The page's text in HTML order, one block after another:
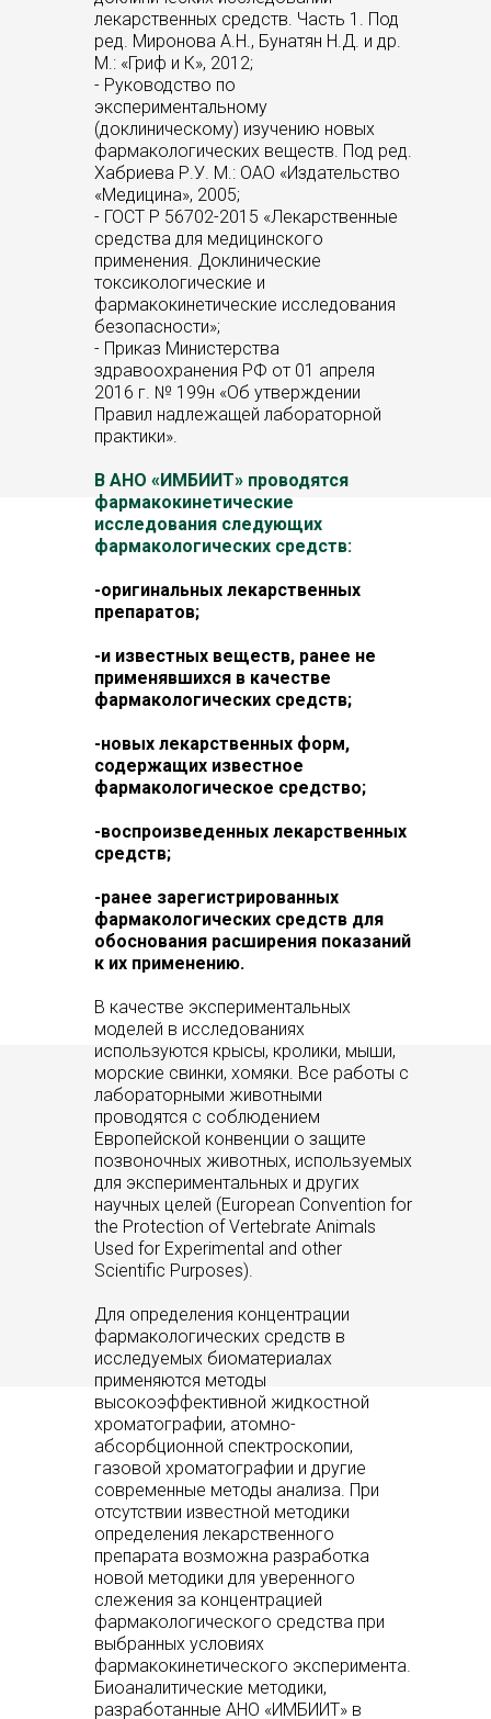
лекарственных средств. Часть 1. Под
ред. Миронова А.Н., Бунатян Н.Д. и др.
М.: «Гриф и К», 2012;
- Руководство по
экспериментальному
(доклиническому) изучению новых
фармакологических веществ. Под ред.
Хабриева Р.У. М.: ОАО «Издательство
«Медицина», 2005;
- ГОСТ Р 56702-2015 «Лекарственные
средства для медицинского
применения. Доклинические
токсикологические и
фармакокинетические исследования
безопасности»;
- Приказ Министерства
здравоохранения РФ от 01 апреля
2016 г. № 199н «Об утверждении
Правил надлежащей лабораторной
практики».
В АНО «ИМБИИТ» проводятся
фармакокинетические
исследования следующих
фармакологических средств:
-оригинальных лекарственных
препаратов;
-и известных веществ, ранее не
применявшихся в качестве
фармакологических средств;
-новых лекарственных форм,
содержащих известное
фармакологическое средство;
-воспроизведенных лекарственных
средств;
-ранее зарегистрированных
фармакологических средств для
обоснования расширения показаний
к их применению.
В качестве экспериментальных
моделей в исследованиях
используются крысы, кролики, мыши,
морские свинки, хомяки. Все работы с
лабораторными животными
проводятся с соблюдением
Европейской конвенции о защите
позвоночных животных, используемых
для экспериментальных и других
научных целей (European Convention for
the Protection of Vertebrate Animals
Used for Experimental and other
Scientific Purposes).
Для определения концентрации
фармакологических средств в
исследуемых биоматериалах
применяются методы
высокоэффективной жидкостной
хроматографии, атомно-
абсорбционной спектроскопии,
газовой хроматографии и другие
современные методы анализа. При
отсутствии известной методики
определения лекарственного
препарата возможна разработка
новой методики для уверенного
слежения за концентрацией
фармакологического средства при
выбранных условиях
фармакокинетического эксперимента.
Биоаналитические методики,
разработанные АНО «ИМБИИТ» в